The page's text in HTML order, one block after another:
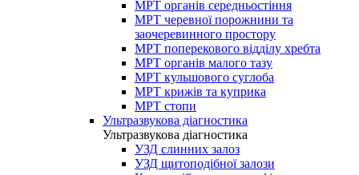
МРТ органів середньостіння
МРТ черевної порожнини та
заочеревинного простору
МРТ поперекового відділу хребта
МРТ органів малого тазу
МРТ кульшового суглоба
МРТ крижів та куприка
МРТ стопи
Ультразвукова діагностика
Ультразвукова діагностика
УЗД слинних залоз
УЗД щитоподібної залози